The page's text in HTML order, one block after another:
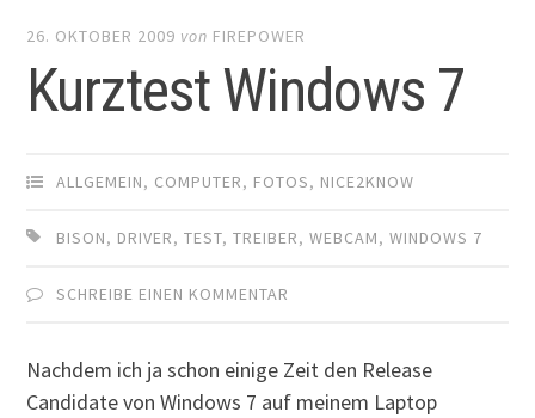
26. OKTOBER 2009 von FIREPOWER
Kurztest Windows 7
ALLGEMEIN, COMPUTER, FOTOS, NICE2KNOW
BISON, DRIVER,TEST,TREIBER,WEBCAM,WINDOWS 7
SCHREIBE EINEN KOMMENTAR
Nachdem ich ja schon einige Zeit den Release
Candidate von Windows 7 auf meinem Laptop